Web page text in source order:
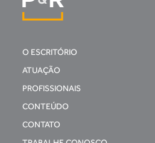
O ESCRITÓRIO
ATUAÇÃO
PROFISSIONAIS
CONTEÚDO
CONTATO